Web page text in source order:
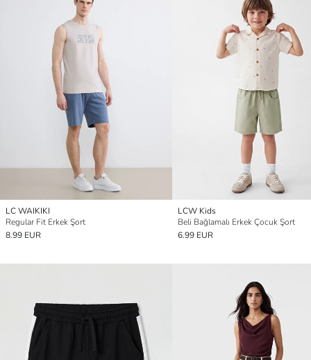
LC WAIKIKI
Regular Fit Erkek Şort
8.99 EUR
LCW Kids
Beli Bağlamalı Erkek Çocuk Şort
6.99 EUR